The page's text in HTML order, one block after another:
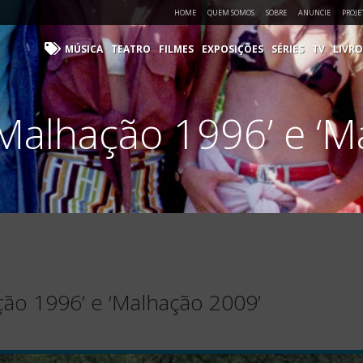
HOME QUEM SOMOS SOBRE ANUNCIE
MÚSICA TEATRO FILMES EXPOSIÇÕES SÉRIES TV
1996’ e
1996’ e ‘Malhação 2009’